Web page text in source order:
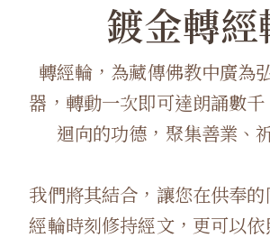
鍍金轉經
轉經輪，為藏傳佛教中廣為
器，轉動一次即可達朗誦數
迴向的功德，聚集善業、
我們將其結合，讓您在供奉
經輪時刻修持經文，更可以